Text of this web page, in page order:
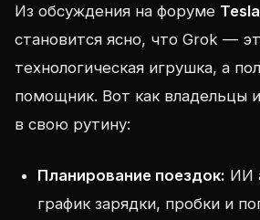
Из обсуждения на форуме
становится ясно, что Grok —
технологическая игрушка, а
помощник. Вот как владельцы
в свою рутину:
Планирование поездок: ИИ
график зарядки, пробки и